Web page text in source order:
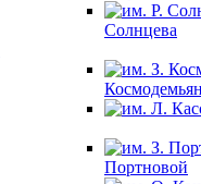
Солнцева
Портновой